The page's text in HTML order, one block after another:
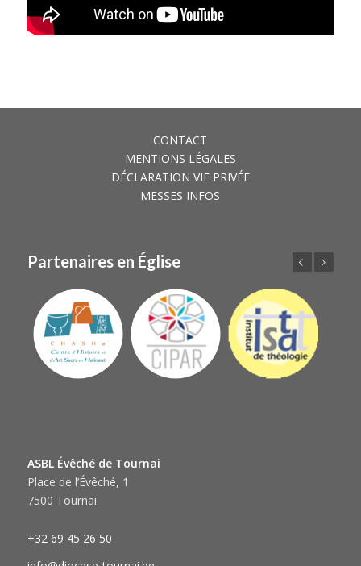
CONTACT
MENTIONS LÉGALES
DÉCLARATION VIE PRIVÉE
MESSES INFOS
Partenaires en Église
ASBL Évêché de Tournai
Place de l’Évêché, 1
7500 Tournai
+32 69 45 26 50